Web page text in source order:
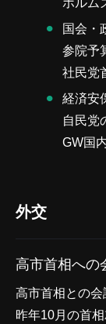
ホルム
国会・
参院予
社民党
経済安
自民党
GW国
外交
高市首相への
高市首相との会
昨年10月の首